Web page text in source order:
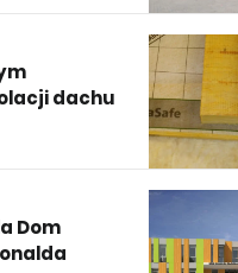
dachu
Dom